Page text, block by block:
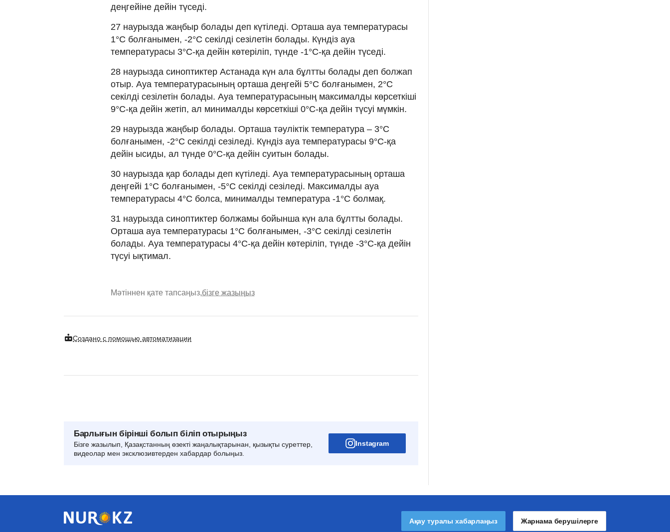
деңгейіне дейін түседі.
27 наурызда жаңбыр болады деп күтіледі. Орташа ауа температурасы
1°C болғанымен, -2°C секілді сезілетін болады. Күндіз ауа
температурасы 3°C-қа дейін көтеріліп, түнде -1°C-қа дейін түседі.
28 наурызда синоптиктер Астанада күн ала бұлтты болады деп болжап
отыр. Ауа температурасының орташа деңгейі 5°C болғанымен, 2°C
секілді сезілетін болады. Ауа температурасының максималды көрсеткіші
9°C-қа дейін жетіп, ал минималды көрсеткіші 0°C-қа дейін түсуі мүмкін.
29 наурызда жаңбыр болады. Орташа тәуліктік температура – 3°C
болғанымен, -2°C секілді сезіледі. Күндіз ауа температурасы 9°C-қа
дейін ысиды, ал түнде 0°C-қа дейін суитын болады.
30 наурызда қар болады деп күтіледі. Ауа температурасының орташа
деңгейі 1°C болғанымен, -5°C секілді сезіледі. Максималды ауа
температурасы 4°C болса, минималды температура -1°C болмақ.
31 наурызда синоптиктер болжамы бойынша күн ала бұлтты болады.
Орташа ауа температурасы 1°C болғанымен, -3°C секілді сезілетін
болады. Ауа температурасы 4°C-қа дейін көтеріліп, түнде -3°C-қа дейін
түсуі ықтимал.
Мәтіннен қате тапсаңыз,бізге жазыңыз
Создано с помощью автоматизации
Барлығын бірінші болып біліп отырыңыз
Бізге жазылып, Қазақстанның өзекті жаңалықтарынан, қызықты суреттер,
видеолар мен эксклюзивтерден хабардар болыңыз.
Instagram
Ақау туралы хабарлаңыз Жарнама берушілерге